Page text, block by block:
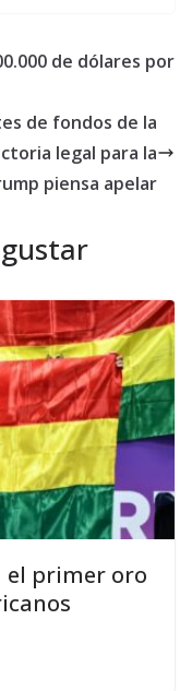
de dólares por
de fondos de la
legal para la
piensa apelar
el primer oro